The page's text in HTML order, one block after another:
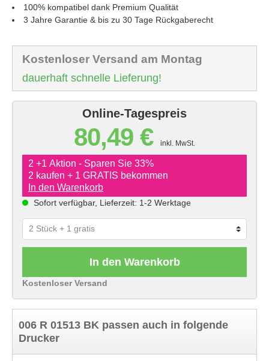
100% kompatibel dank Premium Qualität
3 Jahre Garantie & bis zu 30 Tage Rückgaberecht
Kostenloser Versand am Montag
dauerhaft schnelle Lieferung!
Online-Tagespreis
80,49 € inkl. MwSt.
2 +1 Aktion - Sparen Sie 33%
2 kaufen + 1 GRATIS bekommen
In den Warenkorb
Sofort verfügbar, Lieferzeit: 1-2 Werktage
In den Warenkorb
Kostenloser Versand
006 R 01513 BK passen auch in folgende
Drucker